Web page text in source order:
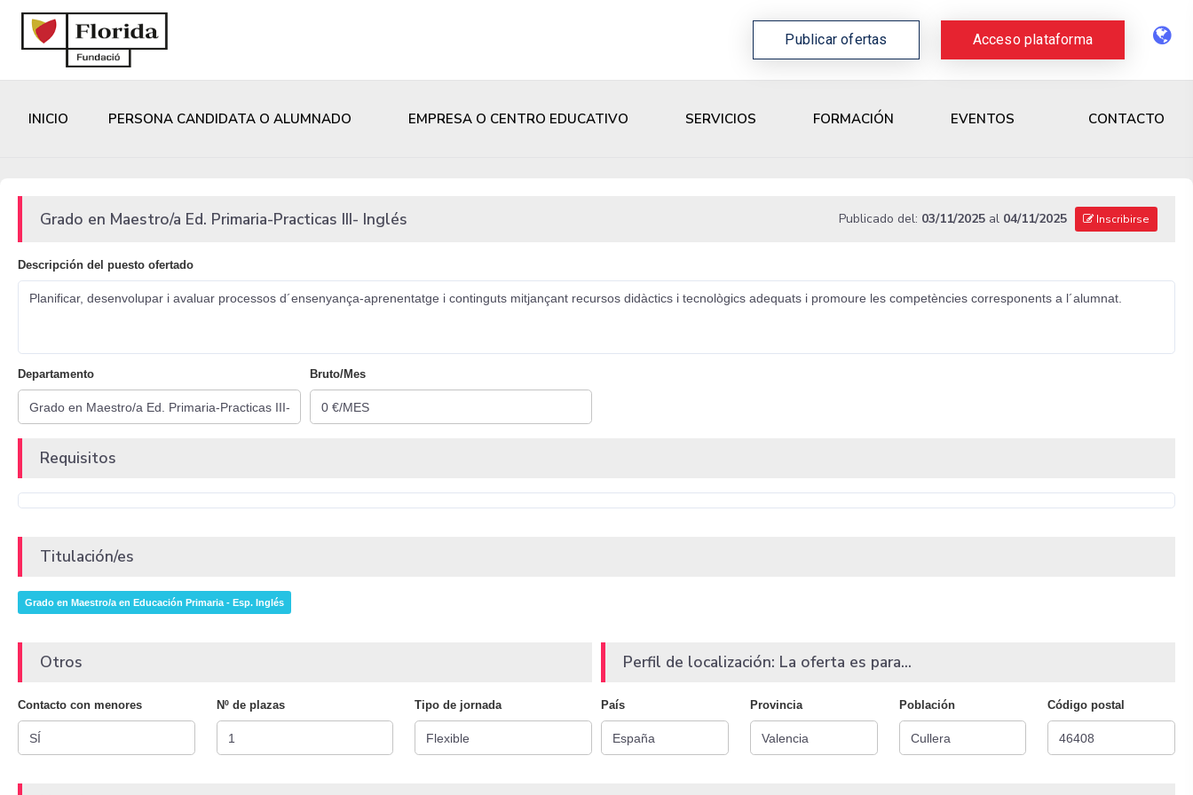
Publicar ofertas Acceso plataforma
INICIO PERSONA CANDIDATA O ALUMNADO EMPRESA O CENTRO EDUCATIVO SERVICIOS FORMACIÓN EVENTOS CONTACTO
Grado en Maestro/a Ed. Primaria-Practicas III- Inglés Publicado del: 03/11/2025al 04/11/2025 Inscribirse
Descripción del puesto ofertado
Planificar, desenvolupar i avaluar processos d´ensenyança-aprenentatge i continguts mitjançant recursos didàctics i tecnològics adequats i promoure les competències corresponents a l´alumnat.
Departamento Bruto/Mes
Requisitos
Titulación/es
Grado en Maestro/a en Educación Primaria - Esp. Inglés
Otros
Contacto con menores Nº de plazas Tipo de jornada
Perfil de localización: La oferta es para...
País Provincia Población Código postal